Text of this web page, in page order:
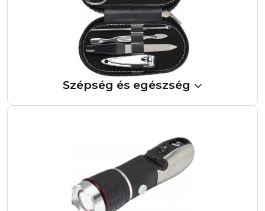
Szépség és egészség